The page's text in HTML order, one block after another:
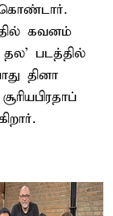
கவனம்
படத்தில்
தினா